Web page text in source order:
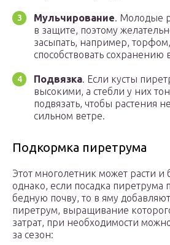
Мульчирование. Молодые
в защите, поэтому
засыпать, например,
способствовать сохранению
Подвязка. Если кусты
высокими, а стебли у них
подвязать, чтобы растения
сильном ветре.
Подкормка пиретрума
Этот многолетник может расти и
однако, если посадка пиретрума
бедную почву, то в яму
пиретрум, выращивание
затрат, при необходимости
за сезон: